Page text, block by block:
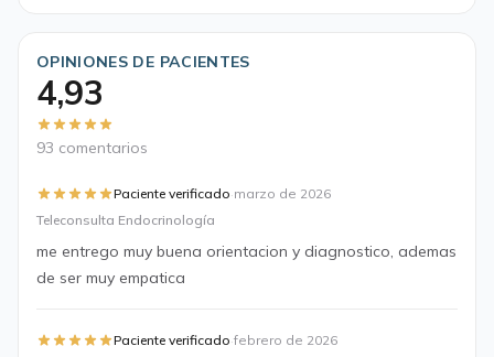
OPINIONES DE PACIENTES
4,93
93 comentarios
Paciente verificado·marzo de 2026
Teleconsulta Endocrinología
me entrego muy buena orientacion y diagnostico, ademas
de ser muy empatica
Paciente verificado·febrero de 2026